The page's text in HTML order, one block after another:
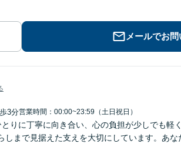
メールでお
3分営業時間：00:00~23:59（土日祝日）
りに丁寧に向き合い、心の負担が少しでも軽
しまで見据えた支えを大切にしています。あ